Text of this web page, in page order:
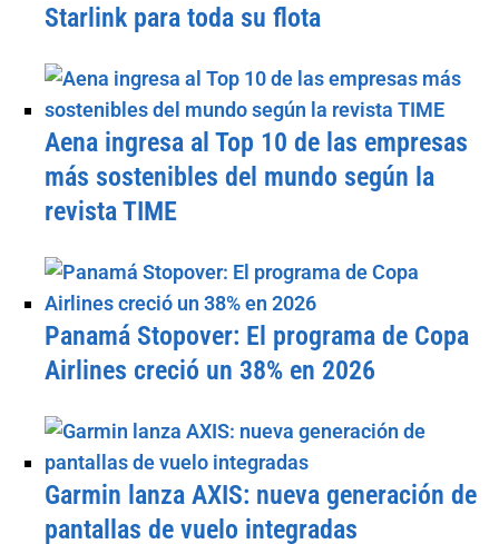
Starlink para toda su flota
Aena ingresa al Top 10 de las empresas
más sostenibles del mundo según la
revista TIME
Panamá Stopover: El programa de Copa
Airlines creció un 38% en 2026
Garmin lanza AXIS: nueva generación de
pantallas de vuelo integradas